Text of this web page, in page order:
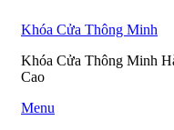
Khóa Cửa Thông Minh
Khóa Cửa Thông Minh
Cao
Skip
Menu